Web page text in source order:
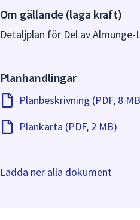
Om gällande (laga kraft)
Detaljplan för Del av
Planhandlingar
Planbeskrivning (PDF, 8
Plankarta (PDF, 2 MB)
Ladda ner alla dokument